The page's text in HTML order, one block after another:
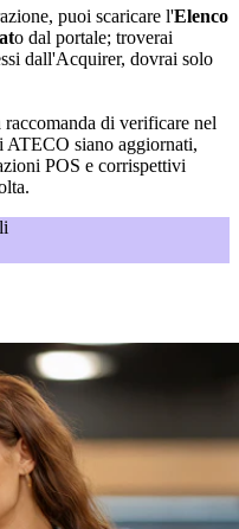
puoi scaricare l'Elenco
o dal portale; troverai
dall'Acquirer, dovrai solo
di verificare nel
ATECO siano aggiornati,
POS e corrispettivi